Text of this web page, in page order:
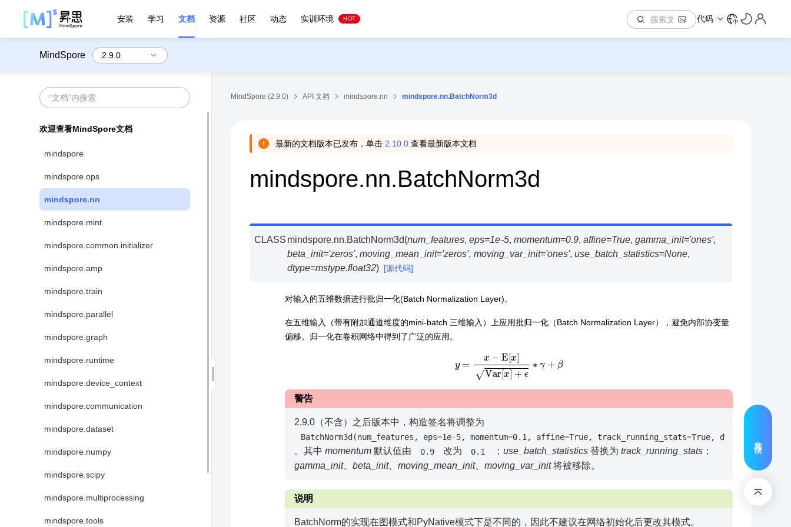
安装 学习 文档 资源 社区 动态 实训环境 HOT 代码 中
MindSpore
欢迎查看MindSpore文档
mindspore
mindspore.ops
mindspore.nn
mindspore.mint
mindspore.common.initializer
mindspore.amp
mindspore.train
mindspore.parallel
mindspore.graph
mindspore.runtime
mindspore.device_context
mindspore.communication
mindspore.dataset
mindspore.numpy
mindspore.scipy
mindspore.multiprocessing
mindspore.tools
MindSpore (2.9.0) API 文档 mindspore.nn mindspore.nn.BatchNorm3d
最新的文档版本已发布，单击 2.10.0 查看最新版本文档
mindspore.nn.BatchNorm3d
CLASS mindspore.nn.BatchNorm3d(num_features,eps=1e-5, momentum=0.9, affine=True, gamma_init='ones',
beta_init='zeros',moving_mean_init='zeros', moving_var_init='ones', use_batch_statistics=None,
dtype=mstype.float32) [源代码]
对输入的五维数据进行批归一化(Batch Normalization Layer)。
在五维输入（带有附加通道维度的mini-batch 三维输入）上应用批归一化（Batch Normalization Layer），避免内部协变量
偏移。归一化在卷积网络中得到了广泛的应用。
E[ Var[x
警告
2.9.0（不含）之后版本中，构造签名将调整为
BatchNorm3d(num_features, eps=1e-5, momentum=0.1, affine=True, track_running_stats=True, dtype=None)
。其中 momentum 默认值由 0.9 改为 0.1 ； use_batch_statistics 替换为 track_running_stats ；
gamma_init、 beta_init、 moving_mean_init、 moving_var_init将被移除。
说明
BatchNorm的实现在图模式和PyNative模式下是不同的，因此不建议在网络初始化后更改其模式。